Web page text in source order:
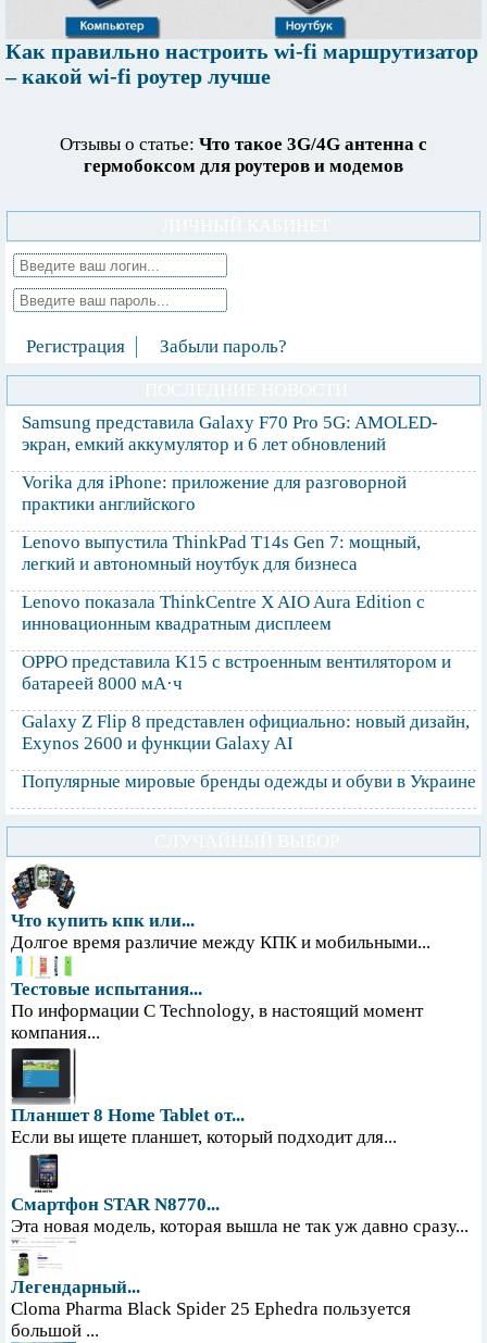
Как правильно настроить wi-fi маршрутизатор
– какой wi-fi роутер лучше
Отзывы о статье: Что такое 3G/4G антенна с
гермобоксом для роутеров и модемов
Регистрация Забыли пароль?
Samsung представила Galaxy F70 Pro 5G: AMOLED-
экран, емкий аккумулятор и 6 лет обновлений
Vorika для iPhone: приложение для разговорной
практики английского
Lenovo выпустила ThinkPad T14s Gen 7: мощный,
легкий и автономный ноутбук для бизнеса
Lenovo показала ThinkCentre X AIO Aura Edition с
инновационным квадратным дисплеем
OPPO представила K15 с встроенным вентилятором и
батареей 8000 мА·ч
Galaxy Z Flip 8 представлен официально: новый дизайн,
Exynos 2600 и функции Galaxy AI
Популярные мировые бренды одежды и обуви в Украине
Что купить кпк или...
Долгое время различие между КПК и мобильными...
Тестовые испытания...
По информации С Technology, в настоящий момент
компания...
Планшет 8 Home Tablet от...
Если вы ищете планшет, который подходит для...
Смартфон STAR N8770...
Эта новая модель, которая вышла не так уж давно сразу...
Легендарный...
Cloma Pharma Black Spider 25 Ephedra пользуется
большой ...